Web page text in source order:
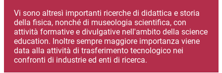
Vi sono altresì importanti ricerche di didattica e storia
della fisica, nonché di museologia scientifica, con
attività formative e divulgative nell'ambito della science
education. Inoltre sempre maggiore importanza viene
data alla attività di trasferimento tecnologico nei
confronti di industrie ed enti di ricerca.